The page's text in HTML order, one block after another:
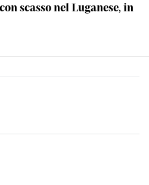
scasso nel Luganese, in